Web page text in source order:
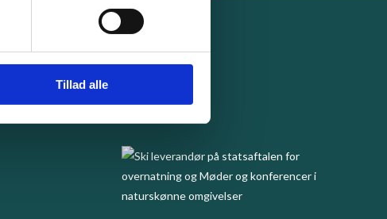
Tillad alle